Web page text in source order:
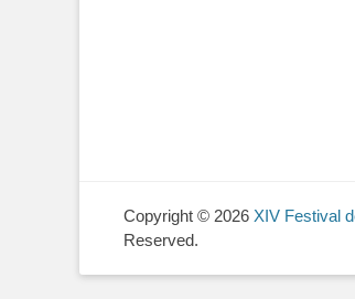
Copyright © 2026 XIV Festival
Reserved.